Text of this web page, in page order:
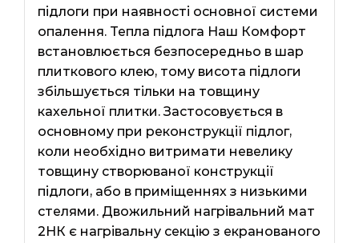
підлоги при наявності основної системи
опалення. Тепла підлога Наш Комфорт
встановлюється безпосередньо в шар
плиткового клею, тому висота підлоги
збільшується тільки на товщину
кахельної плитки. Застосовується в
основному при реконструкції підлог,
коли необхідно витримати невелику
товщину створюваної конструкції
підлоги, або в приміщеннях з низькими
стелями. Двожильний нагрівальний мат
2НК є нагрівальну секцію з екранованого